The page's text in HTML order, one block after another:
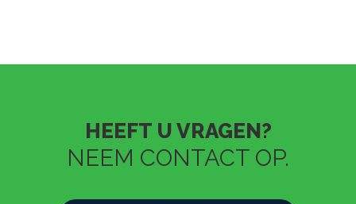
HEEFT U VRAGEN?
NEEM CONTACT OP.